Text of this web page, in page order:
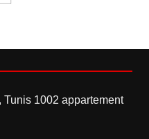
Tunis 1002 appartement